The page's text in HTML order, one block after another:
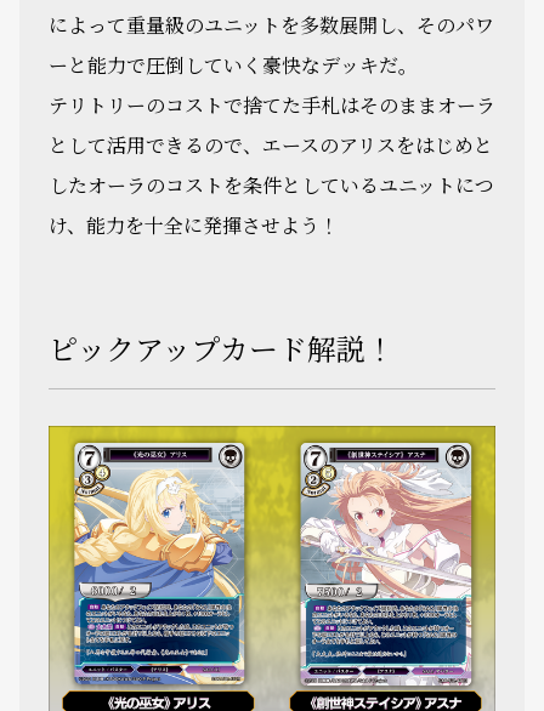
によって重量級のユニットを多数展開し、そのパワ
ーと能力で圧倒していく豪快なデッキだ。
テリトリーのコストで捨てた手札はそのままオーラ
として活用できるので、エースのアリスをはじめと
したオーラのコストを条件としているユニットにつ
け、能力を十全に発揮させよう！
ピックアップカード解説！